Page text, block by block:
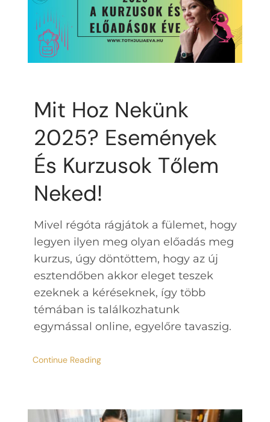
Kapcsolat
Mit Hoz Nekünk
2025? Események
És Kurzusok Tőlem
Neked!
Mivel régóta rágjátok a fülemet, hogy
legyen ilyen meg olyan előadás meg
kurzus, úgy döntöttem, hogy az új
esztendőben akkor eleget teszek
ezeknek a kéréseknek, így több
témában is találkozhatunk
egymással online, egyelőre tavaszig.
Continue Reading